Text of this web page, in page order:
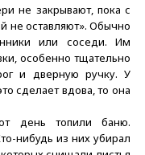
не закрывают, пока с
не оставляют». Обычно
или соседи. Им
особенно тщательно
и дверную ручку. У
сделает вдова, то она
день топили баню.
нибудь из них убирал